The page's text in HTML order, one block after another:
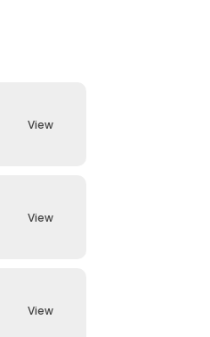
View
View
View